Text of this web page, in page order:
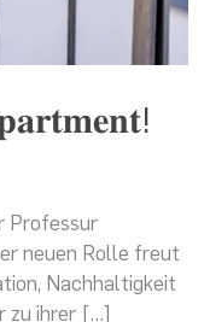
Professur
neuen Rolle freut
Nachhaltigkeit
zu ihrer […]